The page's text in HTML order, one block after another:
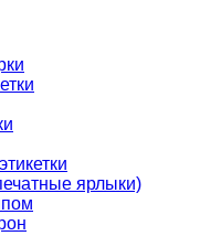
ярлыки)